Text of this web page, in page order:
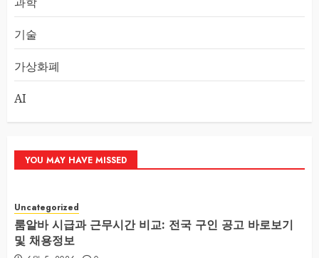
기술
가상화폐
AI
YOU MAY HAVE MISSED
Uncategorized
룸알바 시급과 근무시간 비교: 전국 구인 공고 바로보기
및 채용정보